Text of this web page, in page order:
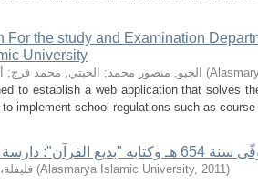
For the study and Examination
University
الجبو, منصور محمد; الحبتي, محمد فرج; (
to establish a web application that solves
implement school regulations such as
تحليلية فنية
(Alasmarya Islamic University, 2011)